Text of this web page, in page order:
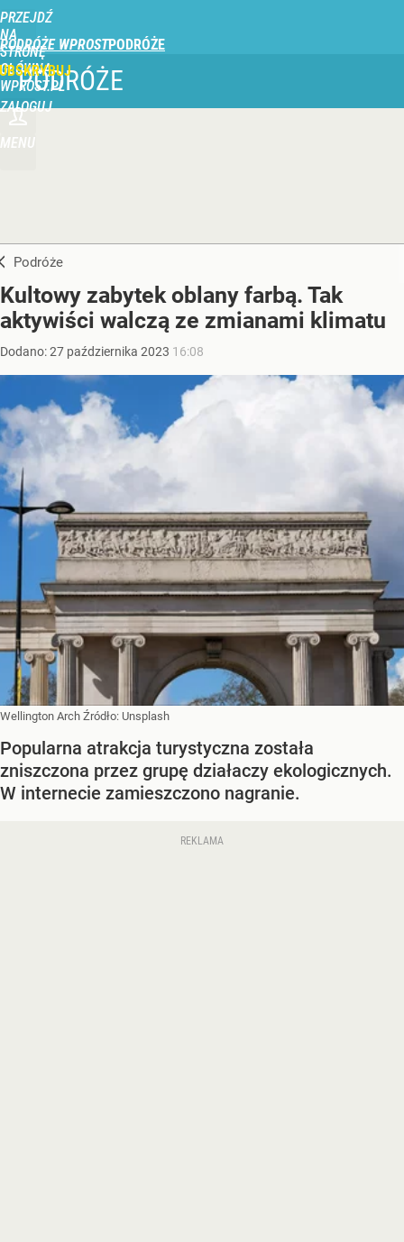
PRZEJDŹ
NA
STRONĘ
GŁÓWNĄ
WPROST.PL
PODRÓŻE WPROST
ZALOGUJ
MENU
PODRÓŻE
Podróże
Kultowy zabytek oblany farbą. Tak
aktywiści walczą ze zmianami klimatu
Dodano:27 października 2023 16:08
Wellington Arch Źródło: Unsplash
Popularna atrakcja turystyczna została
zniszczona przez grupę działaczy ekologicznych.
W internecie zamieszczono nagranie.